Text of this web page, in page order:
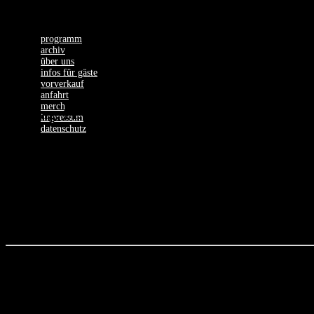
programm
archiv
über uns
infos für gäste
vorverkauf
anfahrt
merch
impressum
datenschutz
Montag, 21.10.24